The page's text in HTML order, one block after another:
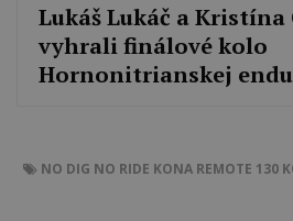
Lukáš Lukáč a Kristína
vyhrali finálové kolo
Hornonitrianskej
NO DIG NO RIDE KONA REMOTE 130